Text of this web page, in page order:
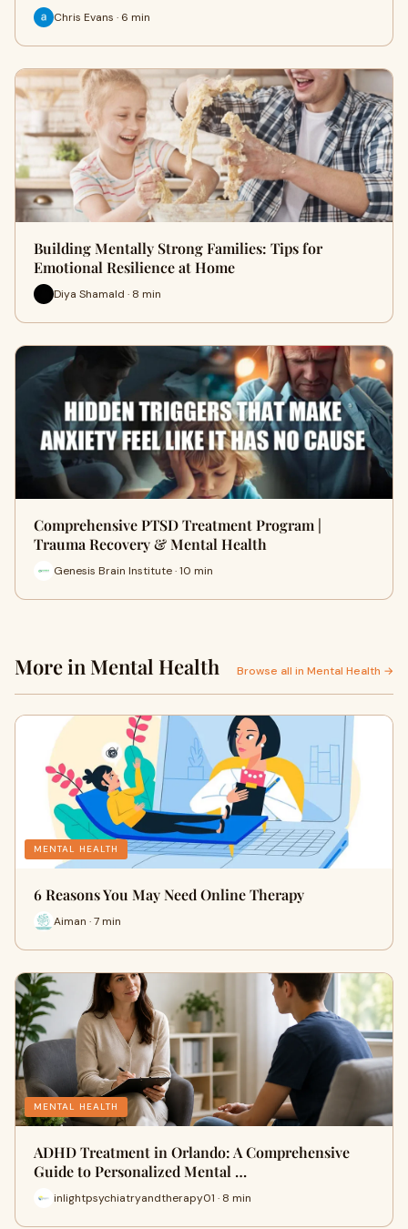
Chris Evans · 6 min
Building Mentally Strong Families: Tips for
Emotional Resilience at Home
Diya Shamald · 8 min
Comprehensive PTSD Treatment Program |
Trauma Recovery & Mental Health
Genesis Brain Institute · 10 min
More in Mental Health Browse all in Mental Health →
MENTAL HEALTH
6 Reasons You May Need Online Therapy
Aiman · 7 min
MENTAL HEALTH
ADHD Treatment in Orlando: A Comprehensive
Guide to Personalized Mental …
inlightpsychiatryandtherapy01 · 8 min